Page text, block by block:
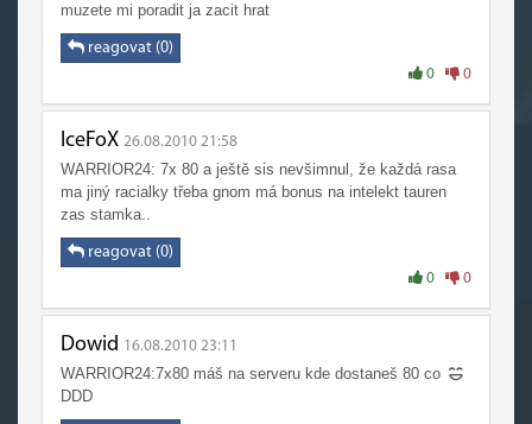
muzete mi poradit ja zacit hrat
reagovat (0)
0 0
IceFoX 26.08.2010 21:58
WARRIOR24: 7x 80 a ještě sis nevšimnul, že každá rasa
ma jiný racialky třeba gnom má bonus na intelekt tauren
zas stamka..
reagovat (0)
0 0
Dowid 16.08.2010 23:11
WARRIOR24:7x80 máš na serveru kde dostaneš 80 co
DDD